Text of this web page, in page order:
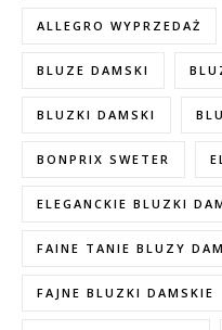
ALLEGRO WYPRZEDAŻ
BLUZE DAMSKI
BLUZKI DAMSKI
BONPRIX SWETER
ELEGANCKIE BLUZKI
FAINE TANIE BLUZY
FAJNE BLUZKI DAMSKIE